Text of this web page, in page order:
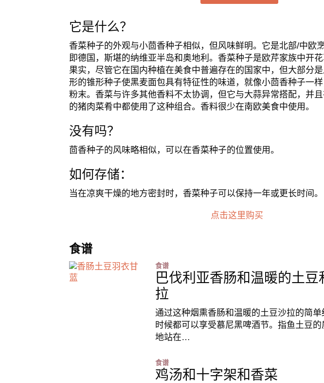
它是什么？
香菜种子的外观与小茴香种子相似，但风味鲜明。它是北部/中欧
即德国，斯堪的纳维亚半岛和奥地利。香菜种子是欧芹家族中开
果实，尽管它在国内种植在美食中普遍存在的国家中，但大部分
形的锥形种子使黑麦面包具有特征性的味道，就像小茴香种子一
粉末。香菜与许多其他香料不太协调，但它与大蒜异常搭配，并
的猪肉菜肴中都使用了这种组合。香料很少在南欧美食中使用。
没有吗？
茴香种子的风味略相似，可以在香菜种子的位置使用。
如何存储：
当在凉爽干燥的地方密封时，香菜种子可以保持一年或更长时间。
点击这里购买
食谱
食谱
巴伐利亚香肠和温暖的土豆
拉
通过这种烟熏香肠和温暖的土豆沙拉的简
时候都可以享受慕尼黑啤酒节。指鱼土豆
地站在…
食谱
鸡汤和十字架和香菜